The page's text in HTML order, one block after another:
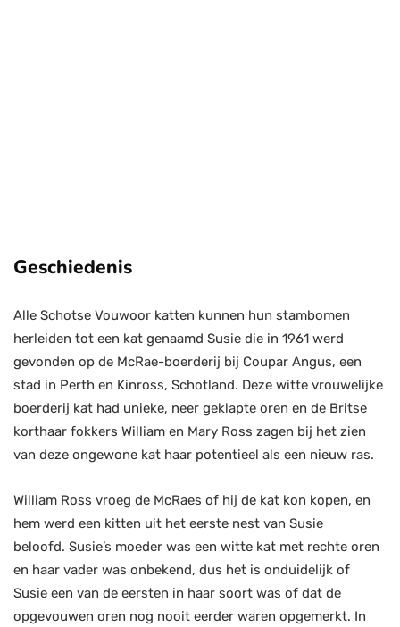
Geschiedenis
Alle Schotse Vouwoor katten kunnen hun stambomen
herleiden tot een kat genaamd Susie die in 1961 werd
gevonden op de McRae-boerderij bij Coupar Angus, een
stad in Perth en Kinross, Schotland. Deze witte vrouwelijke
boerderij kat had unieke, neer geklapte oren en de Britse
korthaar fokkers William en Mary Ross zagen bij het zien
van deze ongewone kat haar potentieel als een nieuw ras.
William Ross vroeg de McRaes of hij de kat kon kopen, en
hem werd een kitten uit het eerste nest van Susie
beloofd. Susie’s moeder was een witte kat met rechte oren
en haar vader was onbekend, dus het is onduidelijk of
Susie een van de eersten in haar soort was of dat de
opgevouwen oren nog nooit eerder waren opgemerkt. In